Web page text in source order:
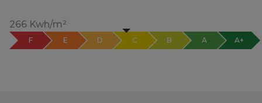
266 Kwh/m²
F E D C B A A+